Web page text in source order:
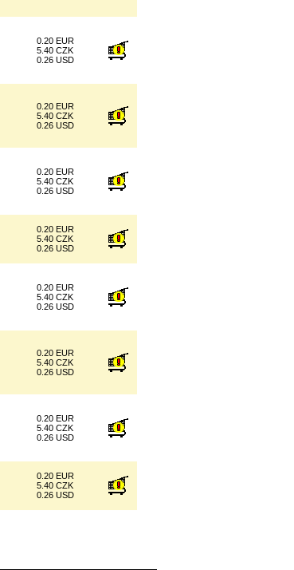
0.20 EUR
5.40 CZK
0.26 USD
0.20 EUR
5.40 CZK
0.26 USD
0.20 EUR
5.40 CZK
0.26 USD
0.20 EUR
5.40 CZK
0.26 USD
0.20 EUR
5.40 CZK
0.26 USD
0.20 EUR
5.40 CZK
0.26 USD
0.20 EUR
5.40 CZK
0.26 USD
0.20 EUR
5.40 CZK
0.26 USD